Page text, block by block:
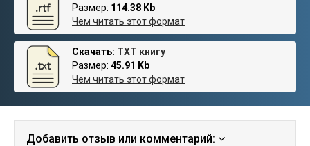
Размер: 114.38 Kb
Чем читать этот формат
Скачать: TXT книгу
Размер: 45.91 Kb
Чем читать этот формат
Добавить отзыв или комментарий: